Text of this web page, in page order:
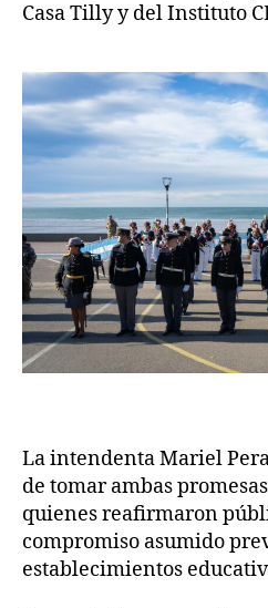
Casa Tilly y del Instituto
La intendenta Mariel
de tomar ambas
quienes reafirmaron
compromiso asumido
establecimientos